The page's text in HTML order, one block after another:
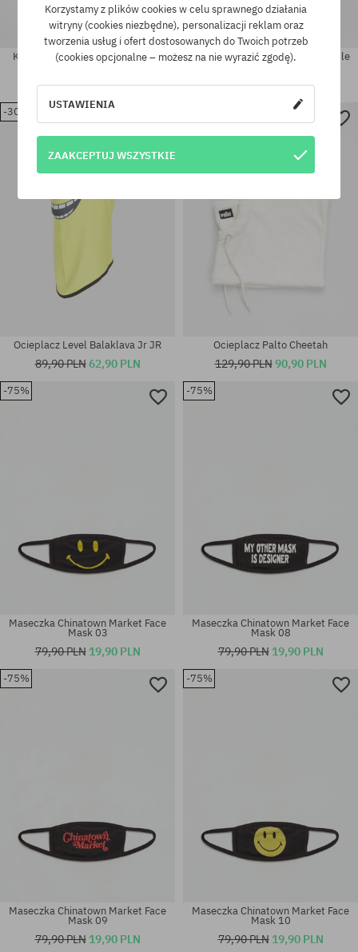
Kominiarka Poetic Collective Ski
209,90 PLN129,90 PLN
Bandana Deus Ex Machina Doodle
-30%
Ocieplacz Level Balaklava Jr JR
89,90 PLN62,90 PLN
Ocieplacz Palto Cheetah
129,90 PLN90,90 PLN
-75%
Maseczka Chinatown Market Face
Mask 03
79,90 PLN 19,90 PLN
-75%
Maseczka Chinatown Market Face
Mask 08
79,90 PLN 19,90 PLN
-75%
Maseczka Chinatown Market Face
Mask 09
79,90 PLN 19,90 PLN
-75%
Maseczka Chinatown Market Face
Mask 10
79,90 PLN 19,90 PLN
Korzystamy z plików cookies w celu sprawnego działania
witryny (cookies niezbędne), personalizacji reklam oraz
tworzenia usług i ofert dostosowanych do Twoich potrzeb
(cookies opcjonalne – możesz na nie wyrazić zgodę).
USTAWIENIA
ZAAKCEPTUJ WSZYSTKIE